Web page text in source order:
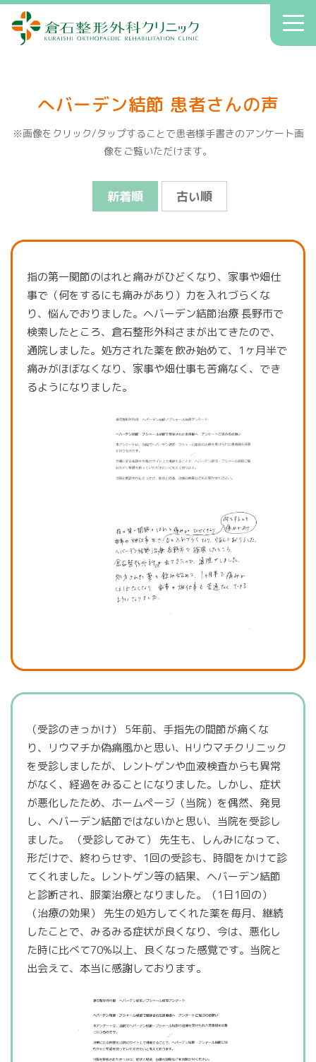
倉石整形外科クリニック
症状別療法
へバーデン結節 患者さんの声
骨密度検査
へバーデン結節 患者さんの声
※画像をクリック/タップすることで患者様手書きのアンケート画
像をご覧いただけます。
新着順 古い順
指の第一関節のはれと痛みがひどくなり、家事や畑仕
事で（何をするにも痛みがあり）力を入れづらくな
り、悩んでおりました。ヘバーデン結節治療 長野市で
検索したところ、倉石整形外科さまが出てきたので、
通院しました。処方された薬を飲み始めて、1ヶ月半で
痛みがほぼなくなり、家事や畑仕事も苦痛なく、でき
るようになりました。
（受診のきっかけ） 5年前、手指先の間節が痛くな
り、リウマチか偽痛風かと思い、Hリウマチクリニック
を受診しましたが、レントゲンや血液検査からも異常
がなく、経過をみることになりました。しかし、症状
が悪化したため、ホームページ（当院）を偶然、発見
し、ヘバーデン結節ではないかと思い、当院を受診し
ました。 （受診してみて） 先生も、しんみになって、
形だけで、終わらせず、1回の受診も、時間をかけて診
てくれました。レントゲン等の結果、ヘバーデン結節
と診断され、服薬治療となりました。（1日1回の）
（治療の効果） 先生の処方してくれた薬を毎月、継続
したことで、みるみる症状が良くなり、今は、悪化し
た時に比べて70%以上、良くなった感覚です。当院と
出会えて、本当に感謝しております。